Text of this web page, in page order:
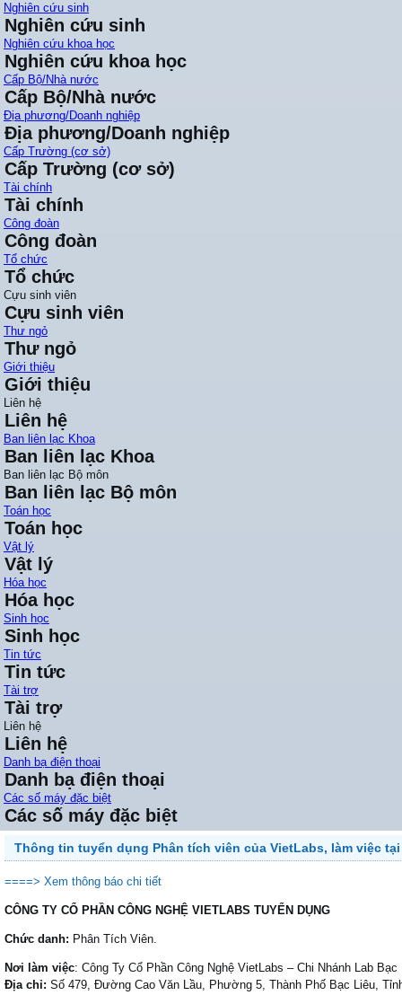
Nghiên cứu sinh
Nghiên cứu sinh
Nghiên cứu khoa học
Nghiên cứu khoa học
Cấp Bộ/Nhà nước
Cấp Bộ/Nhà nước
Địa phương/Doanh nghiệp
Địa phương/Doanh nghiệp
Cấp Trường (cơ sở)
Cấp Trường (cơ sở)
Tài chính
Tài chính
Công đoàn
Công đoàn
Tổ chức
Tổ chức
Cựu sinh viên
Cựu sinh viên
Thư ngỏ
Thư ngỏ
Giới thiệu
Giới thiệu
Liên hệ
Liên hệ
Ban liên lạc Khoa
Ban liên lạc Khoa
Ban liên lạc Bộ môn
Ban liên lạc Bộ môn
Toán học
Toán học
Vật lý
Vật lý
Hóa học
Hóa học
Sinh học
Sinh học
Tin tức
Tin tức
Tài trợ
Tài trợ
Liên hệ
Liên hệ
Danh bạ điện thoại
Danh bạ điện thoại
Các số máy đặc biệt
Các số máy đặc biệt
Thông tin tuyển dụng Phân tích viên của VietLabs, làm việc
====> Xem thông báo chi tiết
CÔNG TY CỔ PHẦN CÔNG NGHỆ VIETLABS TUYỂN DỤNG
Chức danh: Phân Tích Viên.
Nơi làm việc: Công Ty Cổ Phần Công Nghệ VietLabs – Chi Nhánh Lab Bạc
Địa chỉ: Số 479, Đường Cao Văn Lầu, Phường 5, Thành Phố Bạc Liêu,